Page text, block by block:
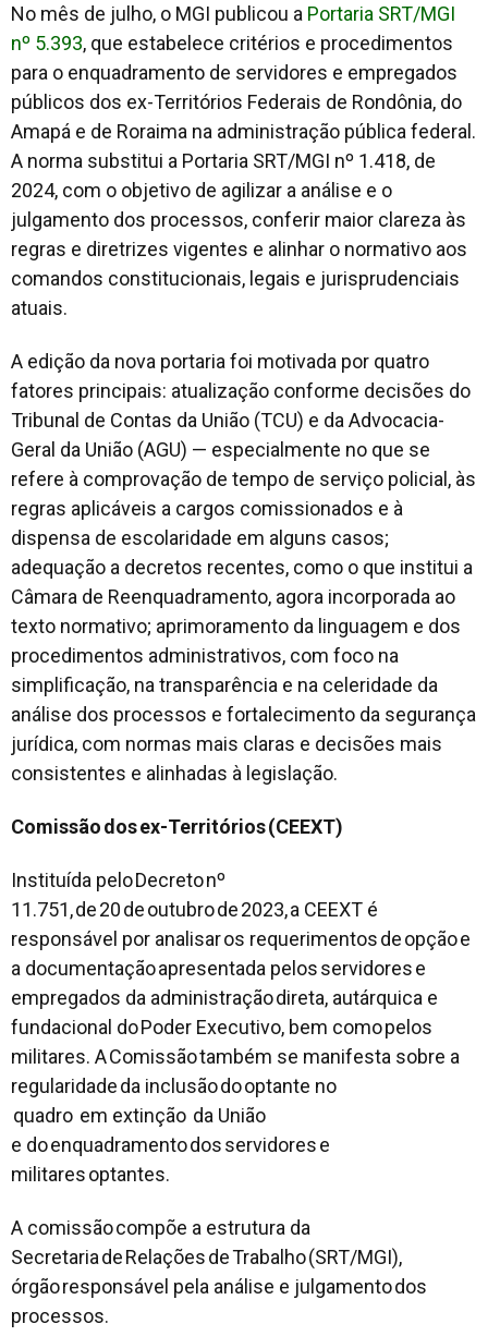
No mês de julho, o MGI publicou a Portaria SRT/MGI
nº 5.393, que estabelece critérios e procedimentos
para o enquadramento de servidores e empregados
públicos dos ex-Territórios Federais de Rondônia, do
Amapá e de Roraima na administração pública federal.
A norma substitui a Portaria SRT/MGI nº 1.418, de
2024, com o objetivo de agilizar a análise e o
julgamento dos processos, conferir maior clareza às
regras e diretrizes vigentes e alinhar o normativo aos
comandos constitucionais, legais e jurisprudenciais
atuais.
A edição da nova portaria foi motivada por quatro
fatores principais: atualização conforme decisões do
Tribunal de Contas da União (TCU) e da Advocacia-
Geral da União (AGU) — especialmente no que se
refere à comprovação de tempo de serviço policial, às
regras aplicáveis a cargos comissionados e à
dispensa de escolaridade em alguns casos;
adequação a decretos recentes, como o que institui a
Câmara de Reenquadramento, agora incorporada ao
texto normativo; aprimoramento da linguagem e dos
procedimentos administrativos, com foco na
simplificação, na transparência e na celeridade da
análise dos processos e fortalecimento da segurança
jurídica, com normas mais claras e decisões mais
consistentes e alinhadas à legislação.
Comissão dos ex-Territórios (CEEXT)
Instituída pelo Decreto nº
11.751, de 20 de outubro de 2023, a CEEXT é
responsável por analisar os requerimentos de opção e
a documentação apresentada pelos servidores e
empregados da administração direta, autárquica e
fundacional do Poder Executivo, bem como pelos
militares. A Comissão também se manifesta sobre a
regularidade da inclusão do optante no
quadro em extinção da União
e do enquadramento dos servidores e
militares optantes.
A comissão compõe a estrutura da
Secretaria de Relações de Trabalho (SRT/MGI),
órgão responsável pela análise e julgamento dos
processos.